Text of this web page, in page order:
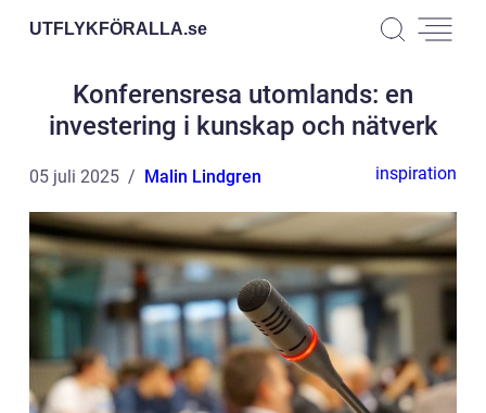
UTFLYKFÖRALLA.se
Konferensresa utomlands: en
investering i kunskap och nätverk
05 juli 2025 Malin Lindgren inspiration